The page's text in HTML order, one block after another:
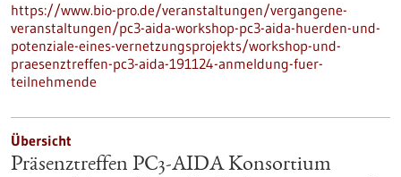
https://www.bio-pro.de/veranstaltungen/vergangene-
veranstaltungen/pc3-aida-workshop-pc3-aida-huerden-und-
potenziale-eines-vernetzungsprojekts/workshop-und-
praesenztreffen-pc3-aida-191124-anmeldung-fuer-
teilnehmende
Übersicht
Präsenztreffen PC3-AIDA Konsortium